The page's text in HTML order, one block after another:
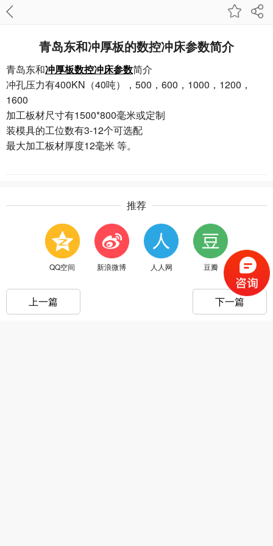
青岛东和冲厚板的数控冲床参数简介
青岛东和冲厚板数控冲床参数简介
冲孔压力有400KN（40吨），500，600，1000，1200，
1600
加工板材尺寸有1500*800毫米或定制
装模具的工位数有3-12个可选配
最大加工板材厚度12毫米 等。
推荐
QQ空间 新浪微博 人人网 豆瓣
上一篇 下一篇